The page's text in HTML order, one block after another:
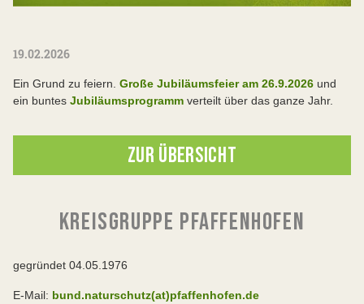
19.02.2026
Ein Grund zu feiern. Große Jubiläumsfeier am 26.9.2026 und
ein buntes Jubiläumsprogramm verteilt über das ganze Jahr.
ZUR ÜBERSICHT
KREISGRUPPE PFAFFENHOFEN
gegründet 04.05.1976
E-Mail: bund.naturschutz(at)pfaffenhofen.de